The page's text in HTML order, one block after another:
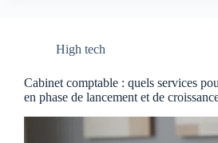
High tech
Cabinet comptable : quels services
en phase de lancement et de